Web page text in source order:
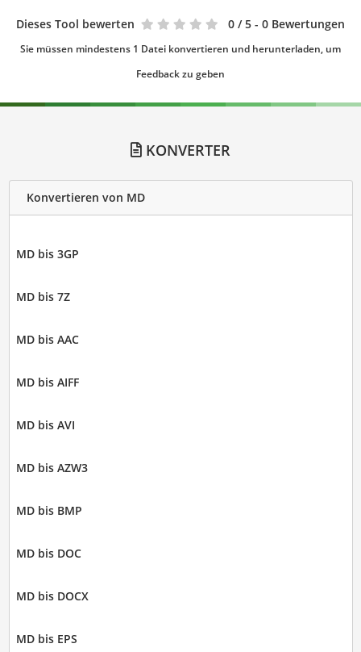
Dieses Tool bewerten 0 / 5 - 0 Bewertungen
Sie müssen mindestens 1 Datei konvertieren und herunterladen, um
Feedback zu geben
KONVERTER
Konvertieren von MD
MD bis 3GP
MD bis 7Z
MD bis AAC
MD bis AIFF
MD bis AVI
MD bis AZW3
MD bis BMP
MD bis DOC
MD bis DOCX
MD bis EPS